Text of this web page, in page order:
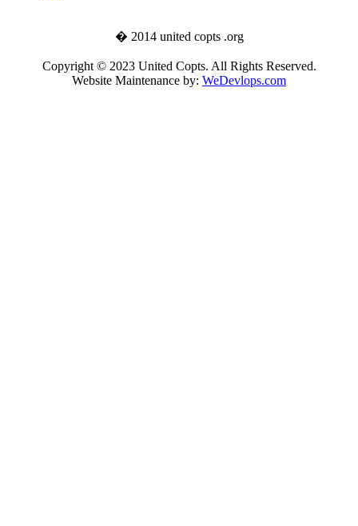
� 2014 united copts .org
Copyright © 2023 United Copts. All Rights Reserved.
Website Maintenance by: WeDevlops.com